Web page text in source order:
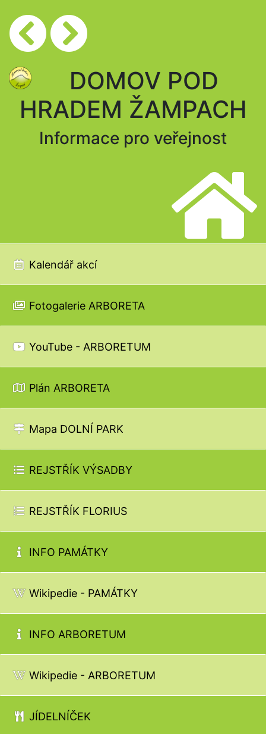
DOMOV POD
HRADEM ŽAMPACH
Informace pro veřejnost
Kalendář akcí
Fotogalerie ARBORETA
YouTube - ARBORETUM
Plán ARBORETA
Mapa DOLNÍ PARK
REJSTŘÍK VÝSADBY
REJSTŘÍK FLORIUS
INFO PAMÁTKY
Wikipedie - PAMÁTKY
INFO ARBORETUM
Wikipedie - ARBORETUM
JÍDELNÍČEK